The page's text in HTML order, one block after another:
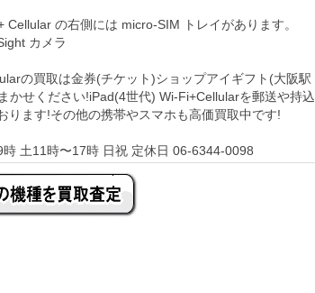
Cellular の右側には micro-SIM トレイがあります。
カメラ
の買取は金券(チケット)ショップアイギフト(大阪駅
かせください!iPad(4世代) Wi-Fi+Cellularを郵送や持込
ります!その他の携帯やスマホも高価買取中です!
土11時〜17時 日祝 定休日 06-6344-0098